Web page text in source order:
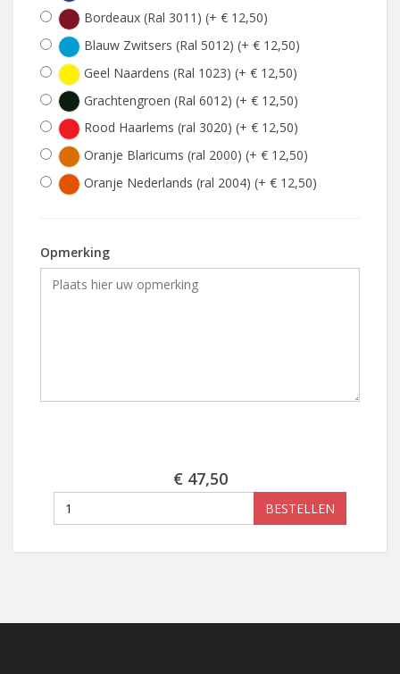
Bordeaux (Ral 3011) (+ € 12,50)
Blauw Zwitsers (Ral 5012) (+ € 12,50)
Geel Naardens (Ral 1023) (+ € 12,50)
Grachtengroen (Ral 6012) (+ € 12,50)
Rood Haarlems (ral 3020) (+ € 12,50)
Oranje Blaricums (ral 2000) (+ € 12,50)
Oranje Nederlands (ral 2004) (+ € 12,50)
Opmerking
€ 47,50
BESTELLEN